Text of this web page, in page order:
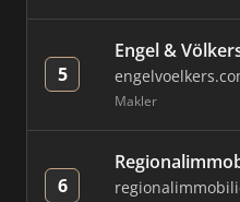
5
Engel &
Makler
6